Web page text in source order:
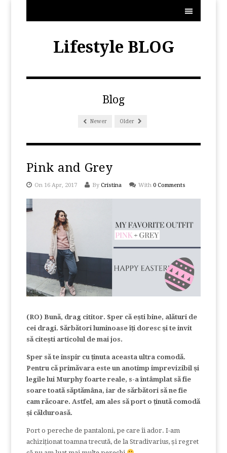
Lifestyle BLOG
Blog
Newer Older
Pink and Grey
On 16 Apr, 2017 By Cristina With 0 Comments
(RO) Bună, drag cititor. Sper că ești bine, alături de
cei dragi. Sărbători luminoase îți doresc și te invit
să citești articolul de mai jos.
Sper să te inspir cu ținuta aceasta ultra comodă.
Pentru că primăvara este un anotimp imprevizibil și
legile lui Murphy foarte reale, s-a întâmplat să fie
soare toată săptămâna, iar de sărbători să ne fie
cam răcoare. Astfel, am ales să port o ținută comodă
și călduroasă.
Port o pereche de pantaloni, pe care îi ador. I-am
achiziționat toamna trecută, de la Stradivarius, și regret